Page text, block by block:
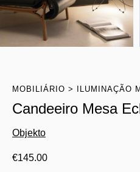
MOBILIÁRIO ILUMINAÇÃO
Candeeiro Mesa
Objekto
€145.00